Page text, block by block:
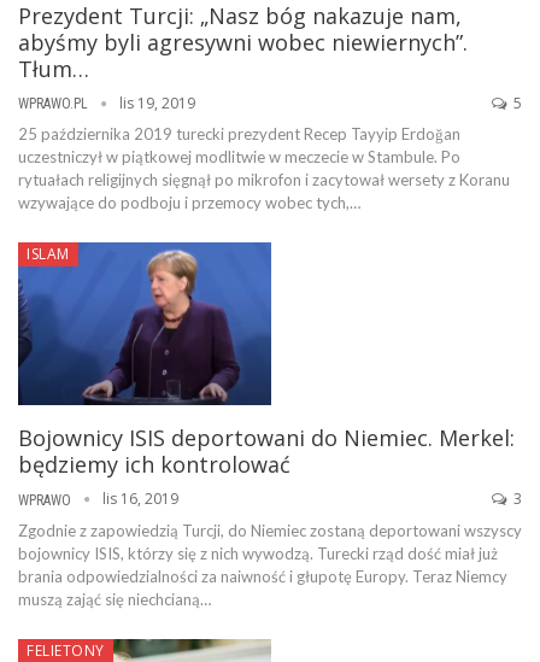
Prezydent Turcji: „Nasz bóg nakazuje nam,
abyśmy byli agresywni wobec niewiernych”.
Tłum…
WPRAWO.PL lis 19, 2019 5
25 października 2019 turecki prezydent Recep Tayyip Erdoğan
uczestniczył w piątkowej modlitwie w meczecie w Stambule. Po
rytuałach religijnych sięgnął po mikrofon i zacytował wersety z Koranu
wzywające do podboju i przemocy wobec tych,…
ISLAM
Bojownicy ISIS deportowani do Niemiec. Merkel:
będziemy ich kontrolować
WPRAWO lis 16, 2019 3
Zgodnie z zapowiedzią Turcji, do Niemiec zostaną deportowani wszyscy
bojownicy ISIS, którzy się z nich wywodzą. Turecki rząd dość miał już
brania odpowiedzialności za naiwność i głupotę Europy. Teraz Niemcy
muszą zająć się niechcianą…
FELIETONY